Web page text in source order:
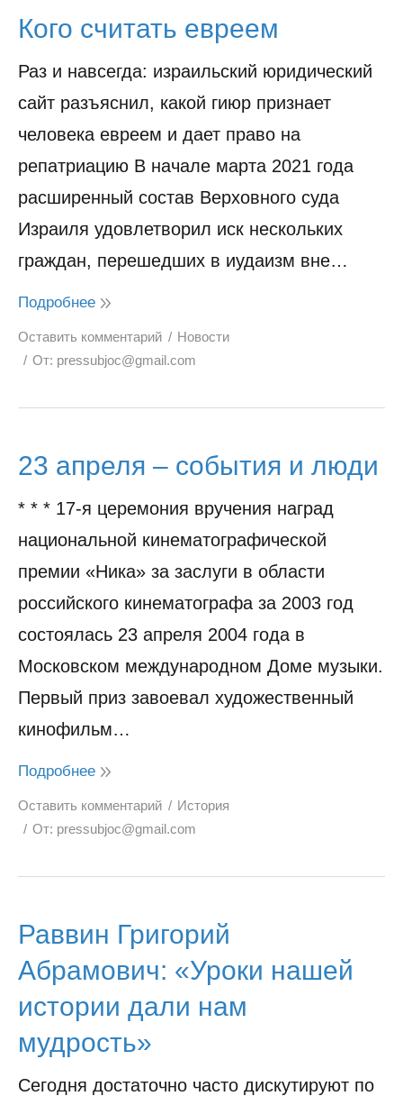
Кого считать евреем
Раз и навсегда: израильский юридический
сайт разъяснил, какой гиюр признает
человека евреем и дает право на
репатриацию В начале марта 2021 года
расширенный состав Верховного суда
Израиля удовлетворил иск нескольких
граждан, перешедших в иудаизм вне…
Подробнее
Оставить комментарий
Новости
От: pressubjoc@gmail.com
23 апреля – события и люди
* * * 17-я церемония вручения наград
национальной кинематографической
премии «Ника» за заслуги в области
российского кинематографа за 2003 год
состоялась 23 апреля 2004 года в
Московском международном Доме музыки.
Первый приз завоевал художественный
кинофильм…
Подробнее
Оставить комментарий
История
От: pressubjoc@gmail.com
Раввин Григорий
Абрамович: «Уроки нашей
истории дали нам
мудрость»
Сегодня достаточно часто дискутируют по